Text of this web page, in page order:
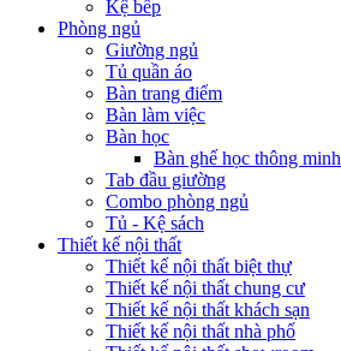
Kệ bếp
Phòng ngủ
Giường ngủ
Tủ quần áo
Bàn trang điểm
Bàn làm việc
Bàn học
Bàn ghế học thông minh
Tab đầu giường
Combo phòng ngủ
Tủ - Kệ sách
Thiết kế nội thất
Thiết kế nội thất biệt thự
Thiết kế nội thất chung cư
Thiết kế nội thất khách sạn
Thiết kế nội thất nhà phố